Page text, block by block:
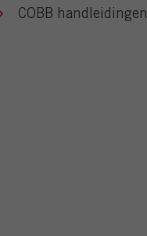
COBB handleidingen